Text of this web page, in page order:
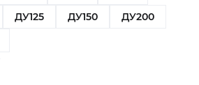
ДУ125 ДУ150
ДУ200